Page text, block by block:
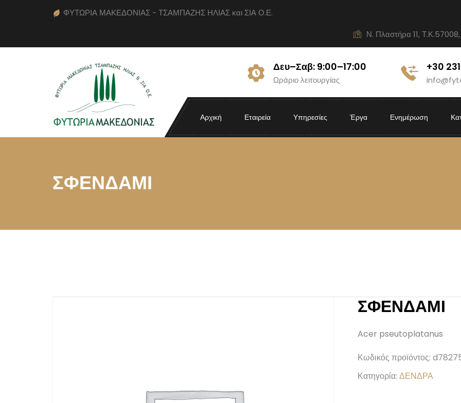
ΦΥΤΩΡΙΑ ΜΑΚΕΔΟΝΙΑΣ - ΤΣΑΜΠΑΖΗΣ ΗΛΙΑΣ και ΣΙΑ Ο.Ε.
Ν. Πλαστήρα 11,
Δευ–Σαβ: 9:00–17:00
Ωράριο λειτουργίας
+30
Αρχική Εταιρεία Υπηρεσίες Έργα Ενημέρωση
ΣΦΕΝΔΑΜΙ
ΣΦΕΝΔΑΜΙ
Acer pseutoplatanus
Κωδικός προϊόντος:
Κατηγορία: ΔΕΝΔΡΑ